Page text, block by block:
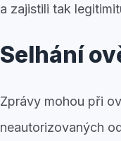
a zajistili tak
Selhání
Zprávy mohou při
neautorizovaných